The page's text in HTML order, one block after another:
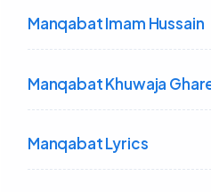
Manqabat Imam Hussain
Manqabat Khuwaja
Manqabat Lyrics